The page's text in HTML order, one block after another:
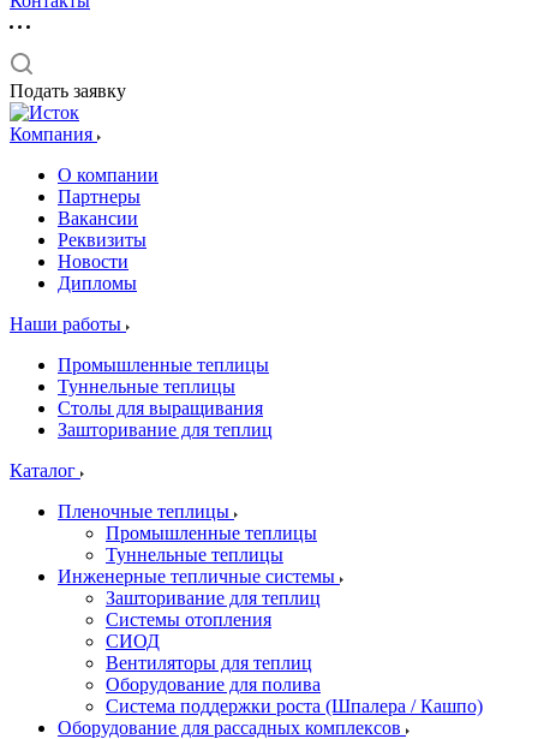
Подать заявку
Компания
О компании
Партнеры
Вакансии
Реквизиты
Новости
Дипломы
Наши работы
Промышленные теплицы
Туннельные теплицы
Столы для выращивания
Зашторивание для теплиц
Каталог
Пленочные теплицы
Промышленные теплицы
Туннельные теплицы
Инженерные тепличные системы
Зашторивание для теплиц
Системы отопления
СИОД
Вентиляторы для теплиц
Оборудование для полива
Система поддержки роста (Шпалера / Кашпо)
Оборудование для рассадных комплексов